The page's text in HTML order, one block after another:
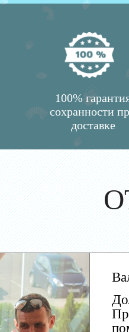
100%
сохранности
доставке